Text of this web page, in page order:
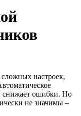
сложных настроек,
снижает ошибки. Но
не значимы –